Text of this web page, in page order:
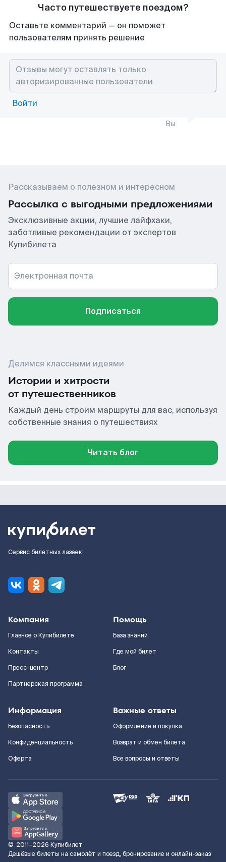
Часто путешествуете поездом?
Оставьте комментарий — он поможет
пользователям принять решение
Войти
Вы
Рассказываем о полезном и интересном
Рассылка с выгодными предложениями
Эксклюзивные акции, лучшие лайфхаки,
заботливые рекомендации от экспертов
Купибилета
Электронная почта
Подписаться
Делимся классными идеями
Истории и хитрости
от путешественников
Каждый день строим маршруты для вас, используя
собственные знания о путешествиях
Читать блог
Сервис билетных лазеек
Компания
Главное о Купибилете
Контакты
Пресс-центр
Партнерская программа
Помощь
База знаний
Где мой билет
Блог
Информация
Безопасность
Конфиденциальность
Оферта
Важные ответы
Оформление и покупка
Возврат и обмен билета
Все вопросы и ответы
© 2011–2026 Купибилет
Дешёвые билеты на самолёт и поезд, бронирование и онлайн-заказ